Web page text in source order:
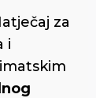
za
i